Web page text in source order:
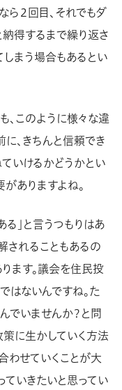
ら２回目、それでもダ
納得するまで繰り返さ
しまう場合もあるとい
、このように様々な違
、きちんと信頼でき
いけるかどうかとい
ありますよね。
」と言うつもりはあ
されることもあるの
ます。議会を住民投
はないんですね。た
んでいませんか？と問
策に生かしていく方法
わせていくことが大
ていきたいと思ってい